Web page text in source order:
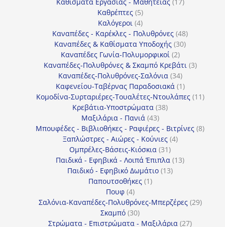
Καθρέπτες 55
προϊόντα
Καλόγεροι 44
προϊόντα
Καναπέδες - Καρέκλες - Πολυθρόνες 4848
προϊόντα
Καναπέδες & Καθίσματα Υποδοχής 3030
Καναπέδες Γωνία-Πολυμορφικοί 22
προϊόντα
Καναπέδες-Πολυθρόνες & Σκαμπό Κρεβάτι 33
Καναπέδες-Πολυθρόνες-Σαλόνια 3434
προϊόντα
Καφενείου-Ταβέρνας Παραδοσιακά 11
προϊόν
Κομοδίνα-Συρταριέρες-Τουαλέτες-Ντουλάπες 1111
Κρεβάτια-Υποστρώματα 3838
Μαξιλάρια - Πανιά 4343
προϊόντα
Μπουφέδες - Βιβλιοθήκες - Ραφιέρες - Βιτρίνες 88
Ξαπλώστρες - Αιώρες - Κούνιες 44
Ομπρέλες-Βάσεις-Κιόσκια 3131
προϊόντα
Παιδικά - Εφηβικά - Λοιπά Έπιπλα 1313
Παιδικό - Εφηβικό Δωμάτιο 1313
Παπουτσοθήκες 11
Πουφ 44
προϊόντα
Σαλόνια-Καναπέδες-Πολυθρόνες-Μπερζέρες 2929
Σκαμπό 3030
προϊόντα
Στρώματα - Επιστρώματα - Μαξιλάρια 2727